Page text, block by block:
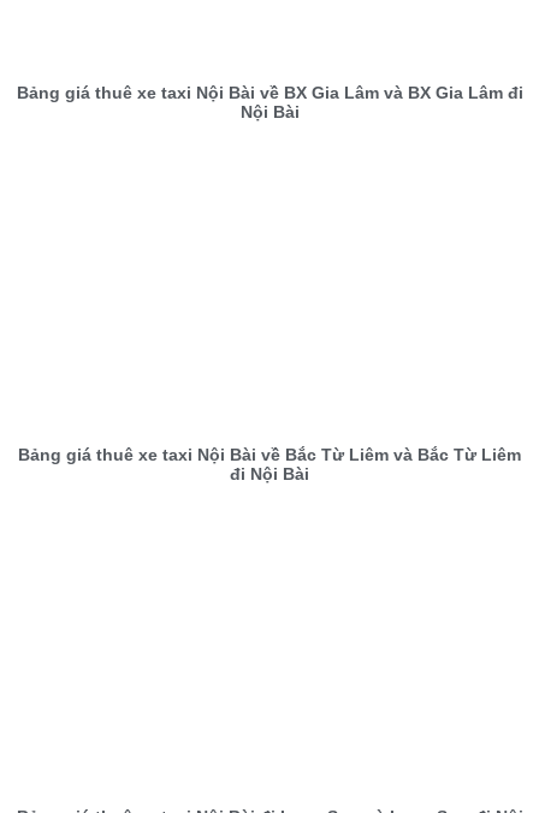
Bảng giá thuê xe taxi Nội Bài về BX Gia Lâm và BX Gia Lâm đi
Nội Bài
Bảng giá thuê xe taxi Nội Bài về Bắc Từ Liêm và Bắc Từ Liêm
đi Nội Bài